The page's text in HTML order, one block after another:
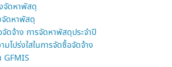
จัดหาพัสดุ
จัดหาพัสดุ
ดจ้าง การจัดหาพัสดุประจำปี
มโปร่งใสในการจัดซื้อจัดจ้าง
GFMIS